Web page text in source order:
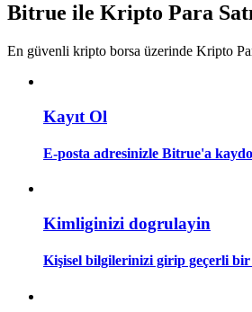
Bitrue ile Kripto Para
En güvenli kripto borsa üzerinde Kripto
Kayıt Ol
E-posta adresinizle Bitrue'a
Kimliginizi dogrulayin
Kişisel bilgilerinizi girip geçerli